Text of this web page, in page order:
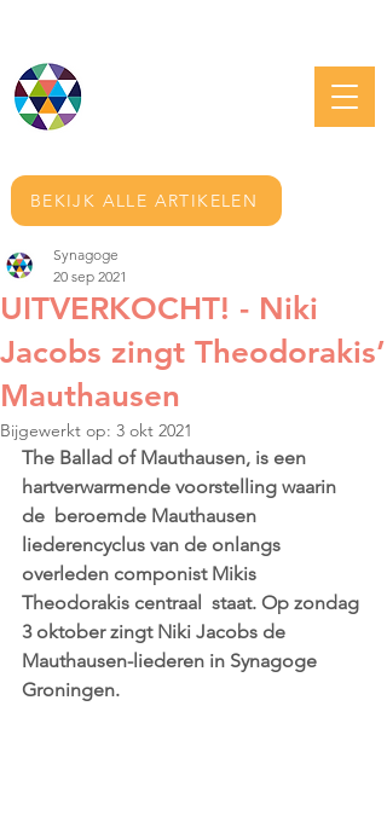
BEKIJK ALLE ARTIKELEN
UITVERKOCHT! - Niki
Jacobs zingt Theodorakis’
Mauthausen
Synagoge
20 sep 2021
Bijgewerkt op: 3 okt 2021
The Ballad of Mauthausen, is een
hartverwarmende voorstelling waarin
de  beroemde Mauthausen
liederencyclus van de onlangs
overleden componist Mikis
Theodorakis centraal  staat. Op zondag
3 oktober zingt Niki Jacobs de
Mauthausen-liederen in Synagoge
Groningen.